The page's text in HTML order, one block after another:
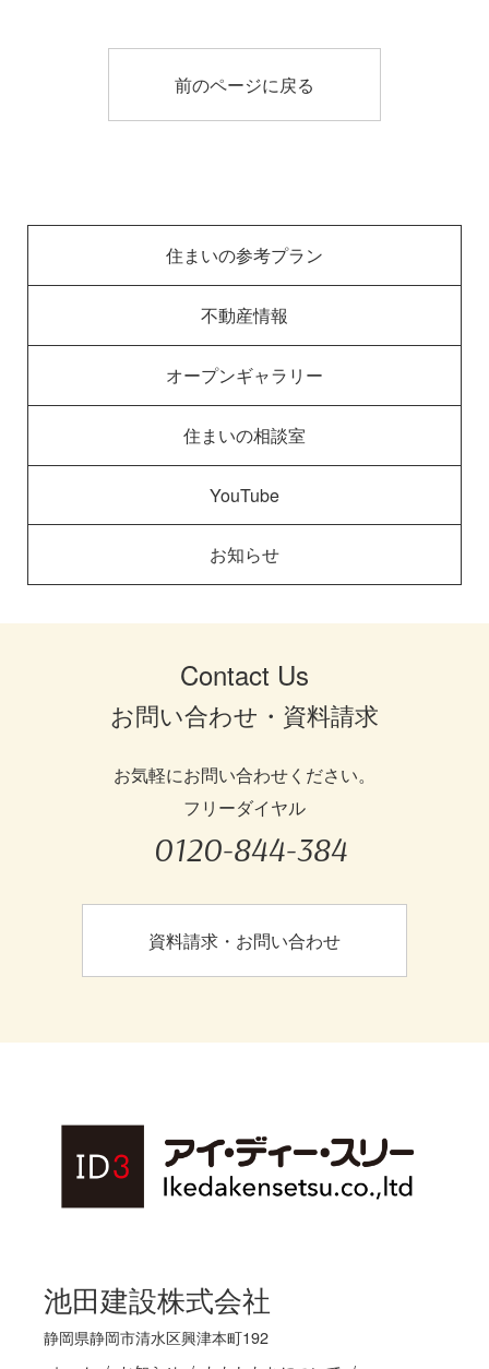
前のページに戻る
住まいの参考プラン
不動産情報
オープンギャラリー
住まいの相談室
YouTube
お知らせ
Contact Us
お問い合わせ・資料請求
お気軽にお問い合わせください。
フリーダイヤル
0120-844-384
資料請求・お問い合わせ
池田建設株式会社
静岡県静岡市清水区興津本町192